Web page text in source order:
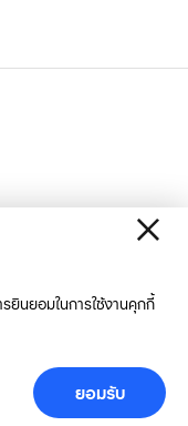
รยินยอมในการใช้งานคุกกี้
ยอมรับ